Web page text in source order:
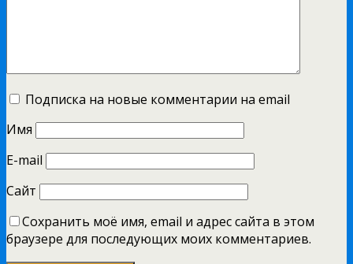
Подписка на новые комментарии на email
Имя
E-mail
Сайт
Сохранить моё имя, email и адрес сайта в этом
браузере для последующих моих комментариев.